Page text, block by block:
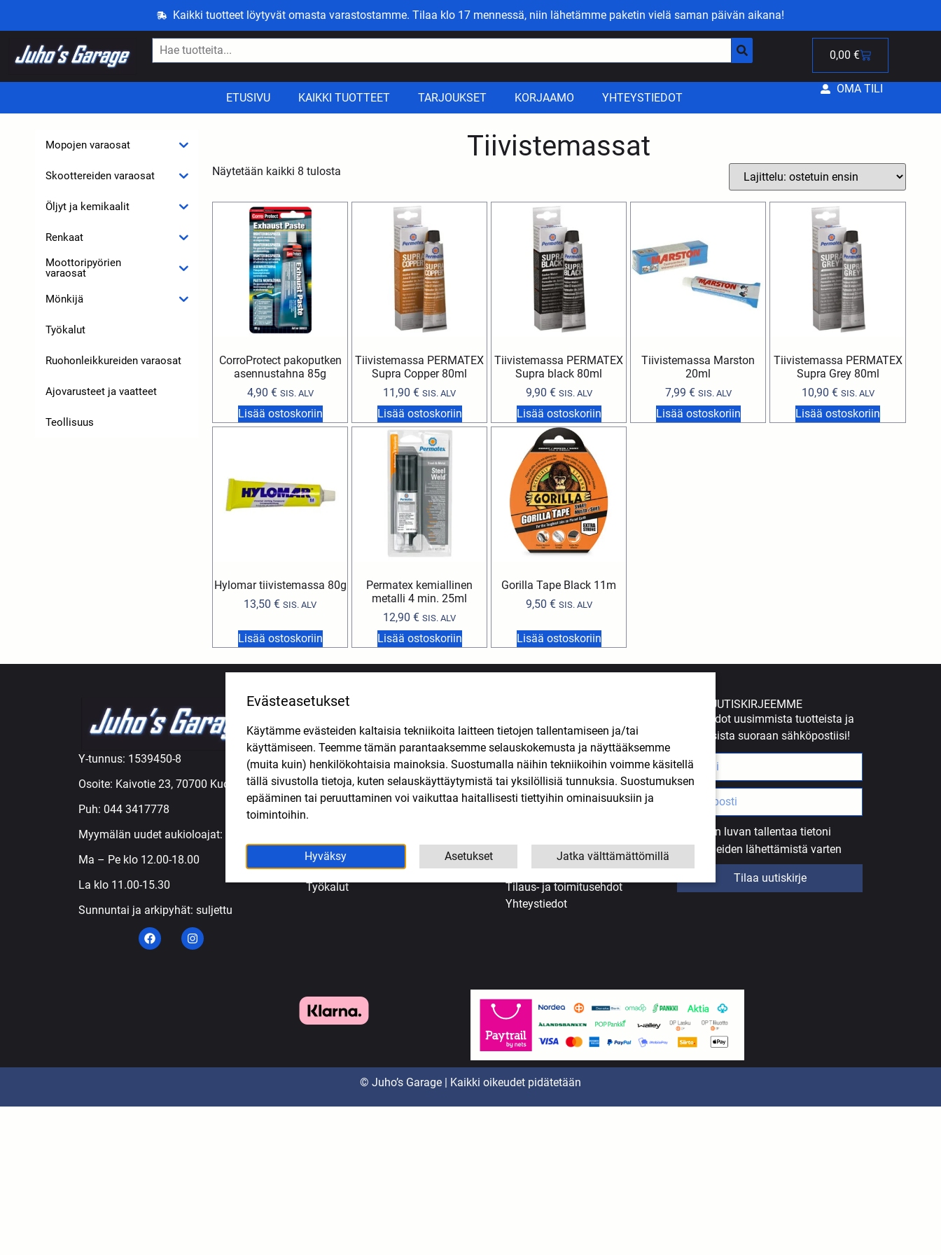
Kaikki tuotteet löytyvät omasta varastostamme. Tilaa klo 17 mennessä, niin lähetämme paketin vielä saman päivän aikana!
0,00 €
ETUSIVU KAIKKI TUOTTEET TARJOUKSET KORJAAMO YHTEYSTIEDOT
OMA TILI
Mopojen varaosat
Skoottereiden varaosat
Öljyt ja kemikaalit
Renkaat
Moottoripyörien
varaosat
Mönkijä
Työkalut
Ruohonleikkureiden varaosat
Ajovarusteet ja vaatteet
Teollisuus
Tiivistemassat
Näytetään kaikki 8 tulosta
CorroProtect pakoputken
asennustahna 85g
4,90 € SIS. ALV
Lisää ostoskoriin
Tiivistemassa PERMATEX
Supra Copper 80ml
11,90€ SIS. ALV
Lisää ostoskoriin
Tiivistemassa PERMATEX
Supra black 80ml
9,90 € SIS. ALV
Lisää ostoskoriin
Tiivistemassa Marston
20ml
7,99 € SIS. ALV
Lisää ostoskoriin
Tiivistemassa PERMATEX
Supra Grey 80ml
10,90 € SIS. ALV
Lisää ostoskoriin
Hylomar tiivistemassa 80g
13,50€ SIS. ALV
Lisää ostoskoriin
Permatex kemiallinen
metalli 4 min. 25ml
12,90€ SIS. ALV
Lisää ostoskoriin
Gorilla Tape Black 11m
9,50 € SIS. ALV
Lisää ostoskoriin
Y-tunnus: 1539450-8
Osoite: Kaivotie 23, 70700 Kuopio
Puh: 044 3417778
Myymälän uudet aukioloajat:
Ma – Pe klo 12.00-18.00
La klo 11.00-15.30
Sunnuntai ja arkipyhät: suljettu
TUOTEVALIKOIMA
Ajovarusteet ja vaatteet
Mönkijä
Moottoripyörien varaosat
Mopojen varaosat
Öljyt ja kemikaalit
Renkaat
Skoottereiden varaosat
Teollisuus
Työkalut
Etusivu
Evästekäytäntö (EU)
Kassa
Kauppa
Korjaamo Kuopiossa
Tietosuojaseloste
Tilaus- ja toimitusehdot
Yhteystiedot
TILAA UUTISKIRJEEMME
Saat tiedot uusimmista tuotteista ja
tarjouksista suoraan sähköpostiisi!
Annan luvan tallentaa tietoni
uutiskirjeiden lähettämistä varten
Tilaa uutiskirje
© Juho’s Garage | Kaikki oikeudet pidätetään
Evästeasetukset
Käytämme evästeiden kaltaisia tekniikoita laitteen tietojen tallentamiseen ja/tai
käyttämiseen. Teemme tämän parantaaksemme selauskokemusta ja näyttääksemme
(muita kuin) henkilökohtaisia mainoksia. Suostumalla näihin tekniikoihin voimme käsitellä
tällä sivustolla tietoja, kuten selauskäyttäytymistä tai yksilöllisiä tunnuksia. Suostumuksen
epääminen tai peruuttaminen voi vaikuttaa haitallisesti tiettyihin ominaisuuksiin ja
toimintoihin.
Hyväksy Asetukset Jatka välttämättömillä